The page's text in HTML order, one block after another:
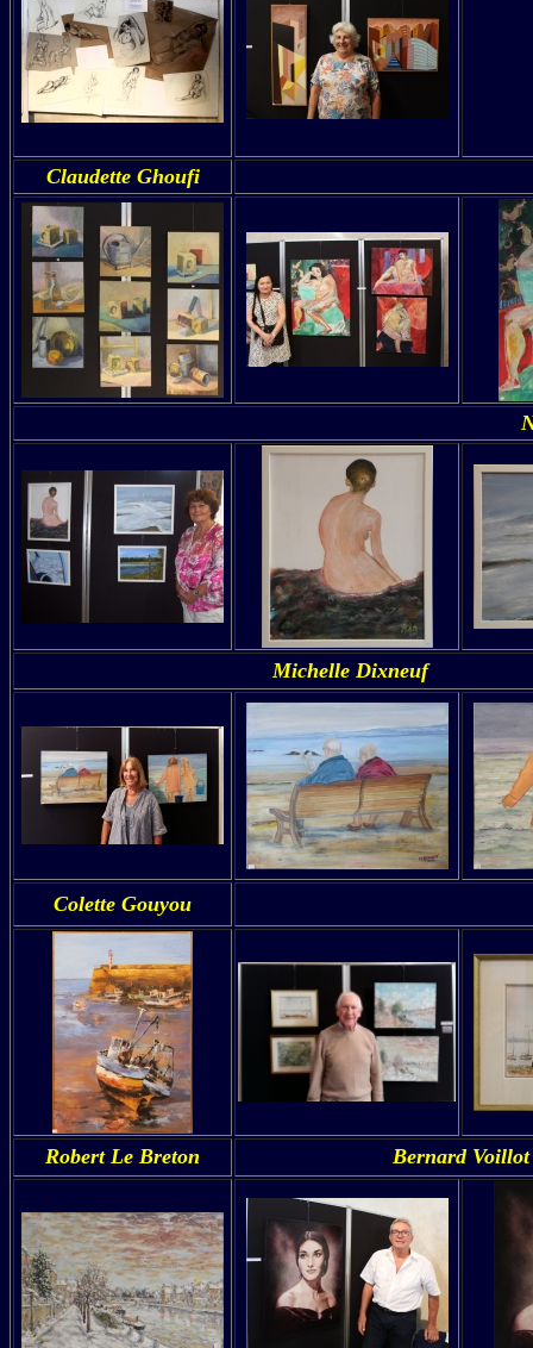
Claudette Ghoufi
Michelle Dixneuf
Colette Gouyou
Robert Le Breton Bernard Voillot